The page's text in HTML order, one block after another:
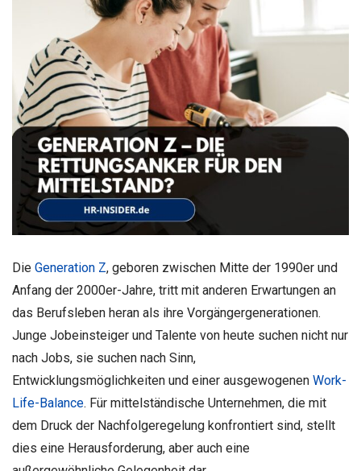
Die Generation Z, geboren zwischen Mitte der 1990er und
Anfang der 2000er-Jahre, tritt mit anderen Erwartungen an
das Berufsleben heran als ihre Vorgängergenerationen.
Junge Jobeinsteiger und Talente von heute suchen nicht nur
nach Jobs, sie suchen nach Sinn,
Entwicklungsmöglichkeiten und einer ausgewogenen Work-
Life-Balance. Für mittelständische Unternehmen, die mit
dem Druck der Nachfolgeregelung konfrontiert sind, stellt
dies eine Herausforderung, aber auch eine